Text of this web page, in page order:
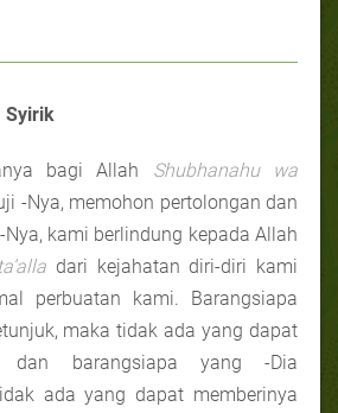
Syirik
bagi Allah Shubhanahu wa
-Nya, memohon pertolongan dan
kami berlindung kepada Allah
dari kejahatan diri-diri kami
perbuatan kami. Barangsiapa
maka tidak ada yang dapat
dan barangsiapa yang -Dia
ada yang dapat memberinya